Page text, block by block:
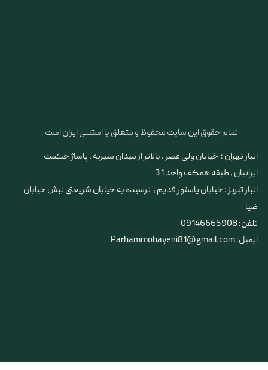
تمام حقوق این سایت محفوظ و متعلق با استنلی ایران است .
انبار تهران : خیابان ولی عصر ، بالاتر از میدان منیریه ، پاساژ حکمت
ایرانیان ، طبقه همکف واحد 31
​​​​​​​انبار تبریز : خیابان پاستور قدیم ، نرسیده به خیابان شریعتی نبش خیابان
ضیا
تلفن: 09146665908
ایمیل: Parhammobayeni81@gmail.com